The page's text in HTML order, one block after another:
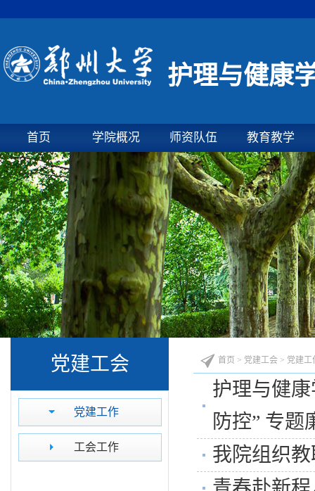
护理与健康
首页 学院概况 师资队伍 教育教学
党建工会
党建工作
工会工作
首页 > 党建工会 > 党建工
护理与健
防控” 专题
我院组织